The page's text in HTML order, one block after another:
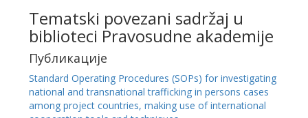
Tematski povezani sadržaj u
biblioteci Pravosudne akademije
Публикације
Standard Operating Procedures (SOPs) for investigating
national and transnational trafficking in persons cases
among project countries, making use of international